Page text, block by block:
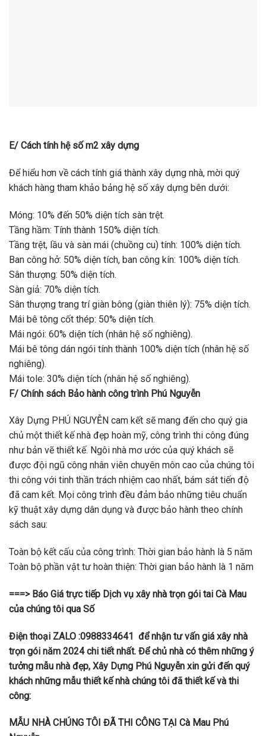
E/ Cách tính hệ số m2 xây dựng
Để hiểu hơn về cách tính giá thành xây dựng nhà, mời quý
khách hàng tham khảo bảng hệ số xây dựng bên dưới:
Móng: 10% đến 50% diện tích sàn trệt.
Tầng hầm: Tính thành 150% diện tích.
Tầng trệt, lầu và sàn mái (chuồng cu) tính: 100% diện tích.
Ban công hở: 50% diện tích, ban công kín: 100% diện tích.
Sân thượng: 50% diện tích.
Sàn giả: 70% diện tích.
Sân thượng trang trí giàn bông (giàn thiên lý): 75% diện tích.
Mái bê tông cốt thép: 50% diện tích.
Mái ngói: 60% diện tích (nhân hệ số nghiêng).
Mái bê tông dán ngói tính thành 100% diện tích (nhân hệ số
nghiêng).
Mái tole: 30% diện tích (nhân hệ số nghiêng).
F/ Chính sách Bảo hành công trình Phú Nguyễn
Xây Dựng PHÚ NGUYỄN cam kết sẽ mang đến cho quý gia
chủ một thiết kế nhà đẹp hoàn mỹ, công trình thi công đúng
như bản vẽ thiết kế. Ngôi nhà mơ ước của quý khách sẽ
được đội ngũ công nhân viên chuyên môn cao của chúng tôi
thi công với tinh thần trách nhiệm cao nhất, bám sát tiến độ
đã cam kết. Mọi công trình đều đảm bảo những tiêu chuẩn
kỹ thuật xây dựng dân dụng và được bảo hành theo chính
sách sau:
Toàn bộ kết cấu của công trình: Thời gian bảo hành là 5 năm
Toàn bộ phần vật tư hoàn thiện: Thời gian bảo hành là 1 năm
===> Báo Giá trực tiếp Dịch vụ xây nhà trọn gói tai Cà Mau
của chúng tôi qua Số
Điện thoại ZALO :0988334641 để nhận tư vấn giá xây nhà
trọn gói năm 2024 chi tiết nhất. Để chủ nhà có thêm những ý
tưởng mẫu nhà đẹp, Xây Dựng Phú Nguyễn xin gửi đến quý
khách những mẫu thiết kế nhà chúng tôi đã thiết kế và thi
công:
MẪU NHÀ CHÚNG TÔI ĐÃ THI CÔNG TẠI Cà Mau Phú